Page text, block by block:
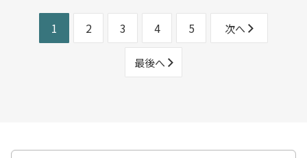
1 2 3 4 5 次へ
最後へ